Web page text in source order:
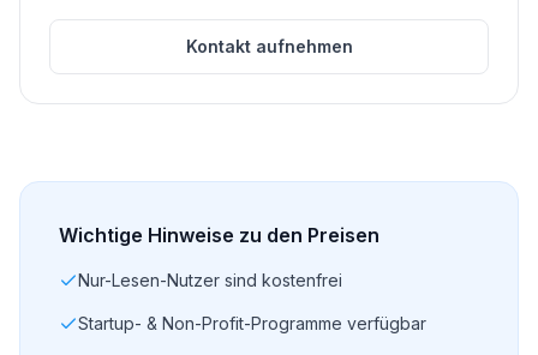
Kontakt aufnehmen
Wichtige Hinweise zu den Preisen
Nur-Lesen-Nutzer sind kostenfrei
Startup- & Non-Profit-Programme verfügbar